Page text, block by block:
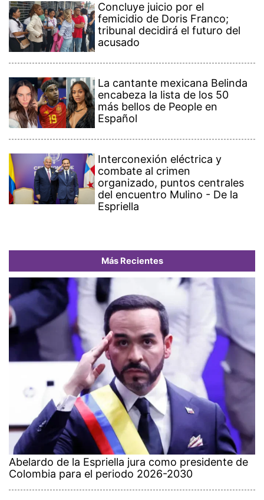
Concluye juicio por el
femicidio de Doris Franco;
tribunal decidirá el futuro del
acusado
La cantante mexicana Belinda
encabeza la lista de los 50
más bellos de People en
Español
Interconexión eléctrica y
combate al crimen
organizado, puntos centrales
del encuentro Mulino - De la
Espriella
Más Recientes
Abelardo de la Espriella jura como presidente de
Colombia para el periodo 2026-2030